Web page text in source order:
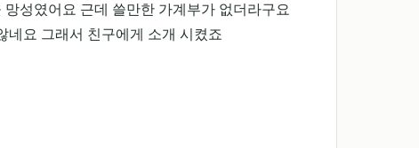
성였어요 근데 쓸만한 가계부가 없더라구요
네요 그래서 친구에게 소개 시켰죠